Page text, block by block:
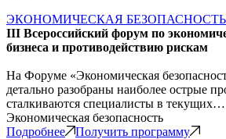
ЭКОНОМИЧЕСКАЯ БЕЗОПАСНОСТЬ
III Всероссийский форум по
бизнеса и противодействию рискам
На Форуме «Экономическая
детально разобраны наиболее острые
сталкиваются специалисты в текущих…
Экономическая безопасность
Подробнее
Получить программу